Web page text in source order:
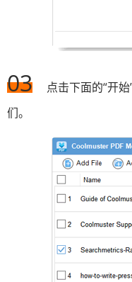
03
点击下面的“开
们。